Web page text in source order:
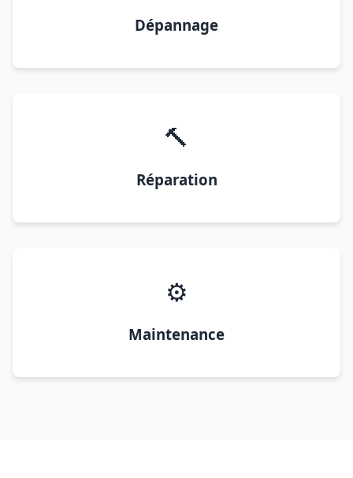
Dépannage
🔨
Réparation
⚙️
Maintenance